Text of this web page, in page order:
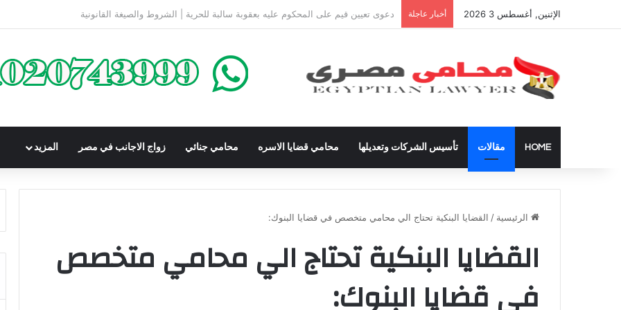
الإثنين, أغسطس 3 2026 أخبار عاجلة شراء العقارات داخل الكومباوندات تحت الإنشاء | أهم البنود التي تحمي المشتري في القانون المصري
HOME مقالات تأسيس الشركات وتعديلها محامي قضايا الاسره محامي جنائي زواج الاجانب في مصر المزيد
الرئيسية / القضايا البنكية تحتاج الي محامي متخصص في قضايا البنوك:
القضايا البنكية تحتاج الي محامي متخصص
في قضايا البنوك: